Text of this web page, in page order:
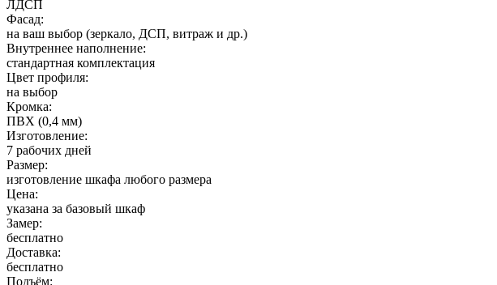
ЛДСП
Фасад:
на ваш выбор (зеркало, ДСП, витраж и др.)
Внутреннее наполнение:
стандартная комплектация
Цвет профиля:
на выбор
Кромка:
ПВХ (0,4 мм)
Изготовление:
7 рабочих дней
Размер:
изготовление шкафа любого размера
Цена:
указана за базовый шкаф
Замер:
бесплатно
Доставка:
бесплатно
Подъём: